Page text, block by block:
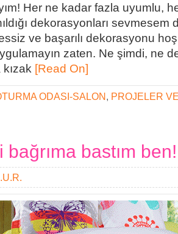
Her ne kadar fazla uyumlu,
dekorasyonları sevmesem
ve başarılı dekorasyonu
zaten. Ne şimdi, ne
[Read On]
ODASI-SALON, PROJELER
bağrıma bastım ben!